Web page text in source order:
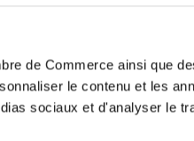
de Commerce ainsi que
le contenu et les
sociaux et d'analyser le
entreprise formatrice,
des savoir-faire